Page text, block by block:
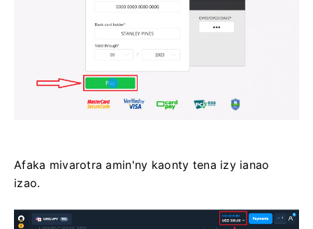
Afaka mivarotra amin'ny kaonty tena izy ianao
izao.